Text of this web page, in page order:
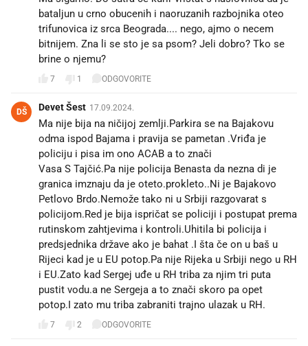
bataljun u crno obucenih i naoruzanih razbojnika oteo
trifunovica iz srca Beograda.... nego, ajmo o necem
bitnijem. Zna li se sto je sa psom? Jeli dobro? Tko se
brine o njemu?
7 1 ODGOVORITE
DŠ Devet Šest 17.09.2024.
Ma nije bija na ničijoj zemlji.Parkira se na Bajakovu
odma ispod Bajama i pravija se pametan .Vriđa je
policiju i pisa im ono ACAB a to znači
Vasa S Tajčić.Pa nije policija Benasta da nezna di je
granica imznaju da je oteto.prokleto..Ni je Bajakovo
Petlovo Brdo.Nemože tako ni u Srbiji razgovarat s
policijom.Red je bija ispričat se policiji i postupat prema
rutinskom zahtjevima i kontroli.Uhitila bi policija i
predsjednika države ako je bahat .I šta če on u baš u
Rijeci kad je u EU potop.Pa nije Rijeka u Srbiji nego u RH
i EU.Zato kad Sergej uđe u RH triba za njim tri puta
pustit vodu.a ne Sergeja a to znači skoro pa opet
potop.I zato mu triba zabraniti trajno ulazak u RH.
7 2 ODGOVORITE